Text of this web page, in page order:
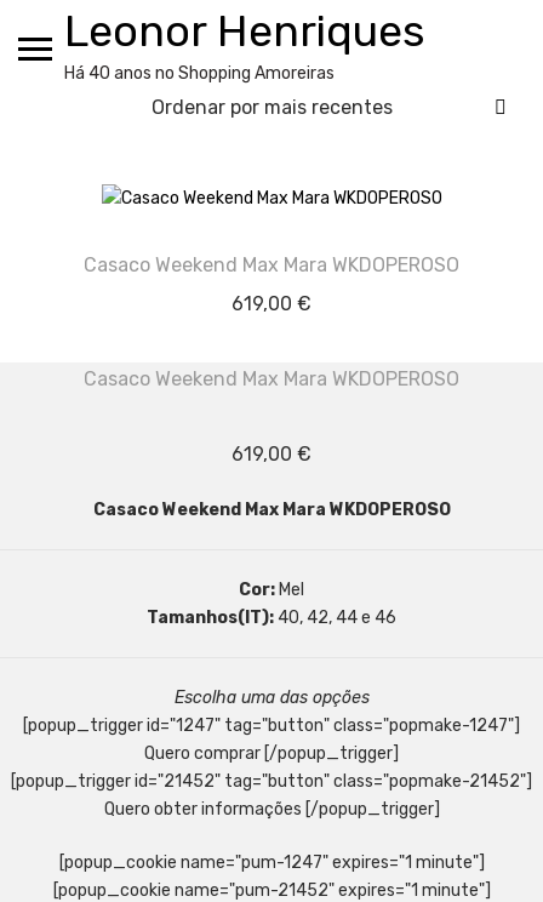
Leonor Henriques
Há 40 anos no Shopping Amoreiras
Casaco Weekend Max Mara WKDOPEROSO
619,00 €
Casaco Weekend Max Mara WKDOPEROSO
619,00 €
Casaco Weekend Max Mara WKDOPEROSO
Cor: Mel
Tamanhos(IT): 40, 42, 44 e 46
Escolha uma das opções
[popup_trigger id="1247" tag="button" class="popmake-1247"]
Quero comprar [/popup_trigger]
[popup_trigger id="21452" tag="button" class="popmake-21452"]
Quero obter informações [/popup_trigger]
[popup_cookie name="pum-1247" expires="1 minute"]
[popup_cookie name="pum-21452" expires="1 minute"]